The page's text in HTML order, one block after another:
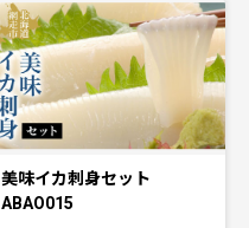
美味イカ刺身セット
ABAO015